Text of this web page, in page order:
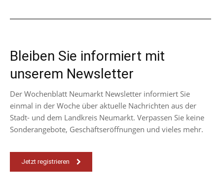
Bleiben Sie informiert mit
unserem Newsletter
Der Wochenblatt Neumarkt Newsletter informiert Sie
einmal in der Woche über aktuelle Nachrichten aus der
Stadt- und dem Landkreis Neumarkt. Verpassen Sie keine
Sonderangebote, Geschäftseröffnungen und vieles mehr.
Jetzt registrieren